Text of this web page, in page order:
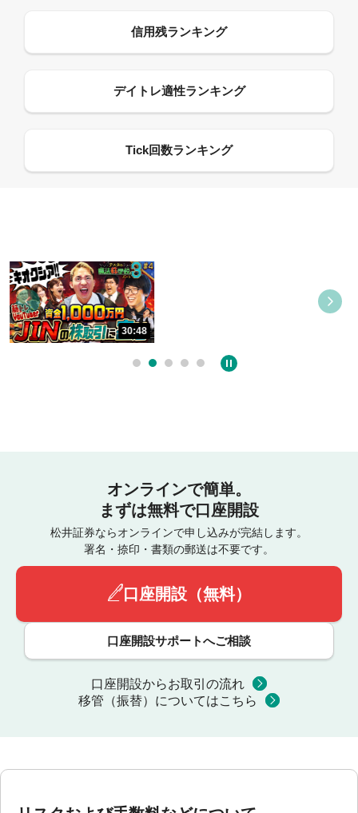
30:48
オンラインで簡単。
まずは無料で口座開設
松井証券ならオンラインで申し込みが完結します。
署名・捺印・書類の郵送は不要です。
口座開設（無料）
口座開設サポートへご相談
口座開設からお取引の流れ
移管（振替）についてはこちら